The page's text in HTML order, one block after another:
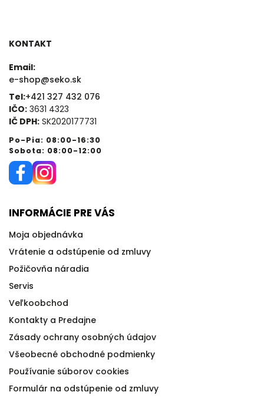
KONTAKT
Email:
e-shop@seko.sk
Tel:+421 327 432 076
IČO: 3631 4323
IČ DPH: SK2020177731
Po-Pia: 08:00-16:30
Sobota: 08:00-12:00
INFORMÁCIE PRE VÁS
Moja objednávka
Vrátenie a odstúpenie od zmluvy
Požičovňa náradia
Servis
Veľkoobchod
Kontakty a Predajne
Zásady ochrany osobných údajov
Všeobecné obchodné podmienky
Používanie súborov cookies
Formulár na odstúpenie od zmluvy